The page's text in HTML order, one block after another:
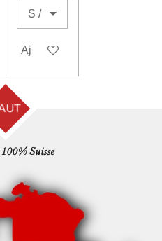
Ajouter au panier
Suisse